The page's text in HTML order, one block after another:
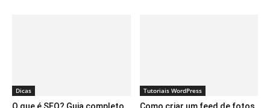
Dicas Tutoriais WordPress